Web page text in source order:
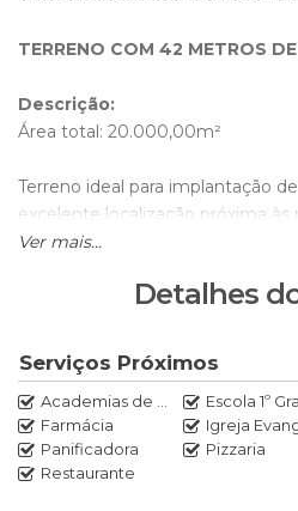
TERRENO COM 42 METROS
Descrição:
Área total: 20.000,00m²
Terreno ideal para implantação de
excelente localização próxima às
proporcionando fácil acesso a
✔
Localização privilegiada
✔Terreno irregular:necessita
✔ Grande potencial de
Perfeito para:
Ver mais...
Detalhes
Serviços Próximos
Academias de ginástica Escola 1º
Farmácia
Igreja
Panificadora
Pizzaria
Restaurante